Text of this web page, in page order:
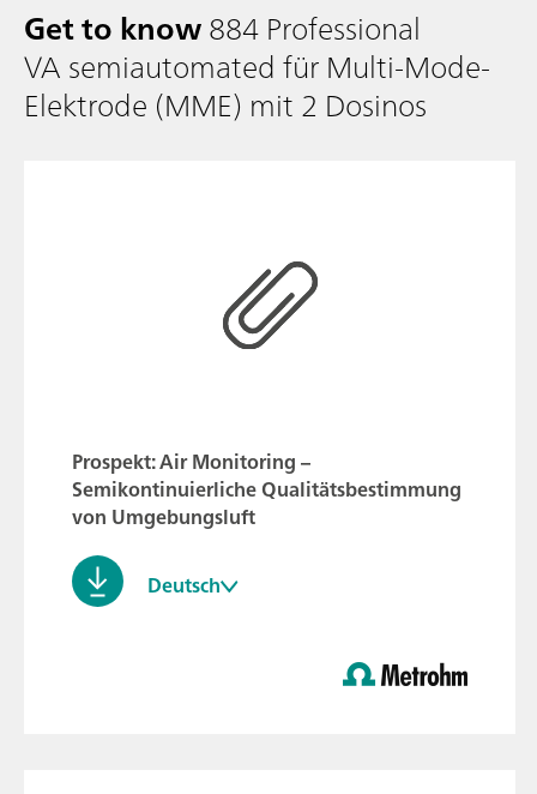
Get to know884 Professional
VA semiautomated für Multi-Mode-
Elektrode (MME) mit 2 Dosinos
Prospekt: Air Monitoring –
Semikontinuierliche Qualitätsbestimmung
von Umgebungsluft
Deutsch